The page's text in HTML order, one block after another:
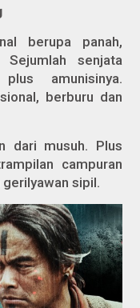
berupa panah,
senjata
amunisinya.
berburu dan
dari musuh. Plus
campuran
sipil.